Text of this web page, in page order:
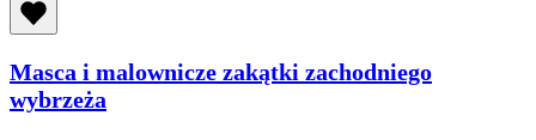
Masca i malownicze zakątki zachodniego
wybrzeża